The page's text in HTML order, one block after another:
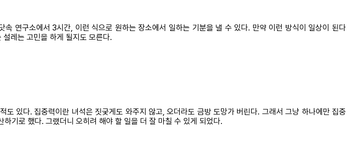
연구소에서 3시간, 이런 식으로 원하는 장소에서 일하는 기분을 낼 수 있다. 만약 이런 방식이 일상이 된다
레는 고민을 하게 될지도 모른다.
있다. 집중력이란 녀석은 짓궂게도 와주지 않고, 오더라도 금방 도망가 버린다. 그래서 그냥 하나에만 집중
기로 했다. 그랬더니 오히려 해야 할 일을 더 잘 마칠 수 있게 되었다.